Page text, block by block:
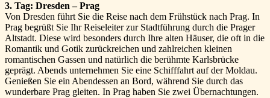
3. Tag: Dresden – Prag
Von Dresden führt Sie die Reise nach dem Frühstück nach Prag. In
Prag begrüßt Sie Ihr Reiseleiter zur Stadtführung durch die Prager
Altstadt. Diese wird besonders durch Ihre alten Häuser, die oft in die
Romantik und Gotik zurückreichen und zahlreichen kleinen
romantischen Gassen und natürlich die berühmte Karlsbrücke
geprägt. Abends unternehmen Sie eine Schifffahrt auf der Moldau.
Genießen Sie ein Abendessen an Bord, während Sie durch das
wunderbare Prag gleiten. In Prag haben Sie zwei Übernachtungen.